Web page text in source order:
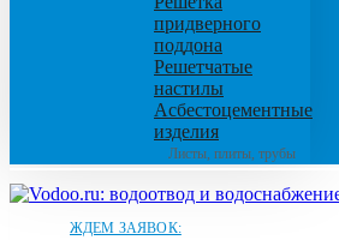
придверного
поддона
Решетчатые
настилы
Асбестоцементные
изделия
Листы, плиты, трубы
ЖДЕМ ЗАЯВОК: